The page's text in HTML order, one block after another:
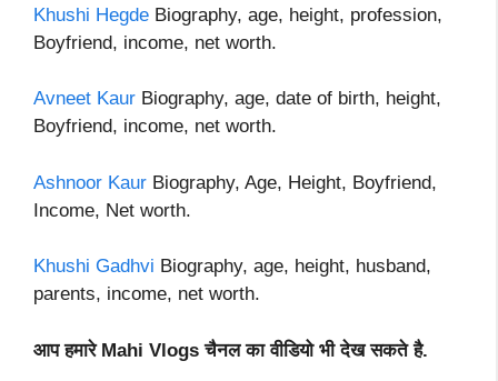
Khushi Hegde Biography, age, height, profession,
Boyfriend, income, net worth.
Avneet Kaur Biography, age, date of birth, height,
Boyfriend, income, net worth.
Ashnoor Kaur Biography, Age, Height, Boyfriend,
Income, Net worth.
Khushi Gadhvi Biography, age, height, husband,
parents, income, net worth.
आप हमारे Mahi Vlogs चैनल का वीडियो भी देख सकते है.